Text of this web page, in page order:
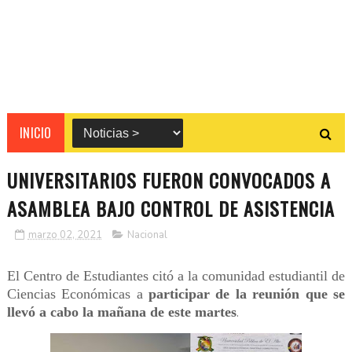
INICIO
UNIVERSITARIOS FUERON CONVOCADOS A
ASAMBLEA BAJO CONTROL DE ASISTENCIA
marzo 02, 2021 Nacional
El Centro de Estudiantes citó a la comunidad estudiantil de
Ciencias Económicas aparticipar de la reunión que se
llevó a cabo la mañana de este martes.